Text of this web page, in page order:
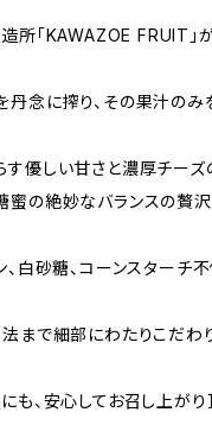
所「KAWAZOE FRUIT」
念に搾り、その果汁のみ
優しい甘さと濃厚チーズ
の絶妙なバランスの贅沢
白砂糖、コーンスターチ
まで細部にわたりこだわ
、安心してお召し上がり